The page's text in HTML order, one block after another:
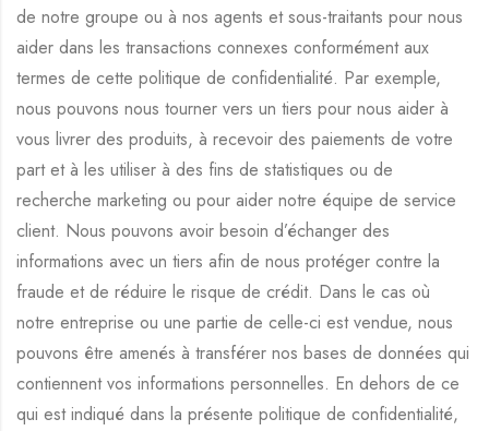
de notre groupe ou à nos agents et sous-traitants pour nous
aider dans les transactions connexes conformément aux
termes de cette politique de confidentialité. Par exemple,
nous pouvons nous tourner vers un tiers pour nous aider à
vous livrer des produits, à recevoir des paiements de votre
part et à les utiliser à des fins de statistiques ou de
recherche marketing ou pour aider notre équipe de service
client. Nous pouvons avoir besoin d’échanger des
informations avec un tiers afin de nous protéger contre la
fraude et de réduire le risque de crédit. Dans le cas où
notre entreprise ou une partie de celle-ci est vendue, nous
pouvons être amenés à transférer nos bases de données qui
contiennent vos informations personnelles. En dehors de ce
qui est indiqué dans la présente politique de confidentialité,